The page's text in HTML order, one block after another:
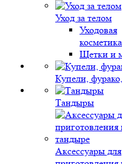
Уход за телом
Уходовая
косметика
Щетки и
Купели,
Тандыры
Аксессуары для